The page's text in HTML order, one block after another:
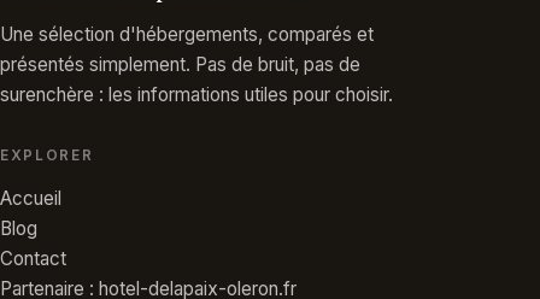
Une sélection d'hébergements, comparés et
présentés simplement. Pas de bruit, pas de
surenchère : les informations utiles pour choisir.
EXPLORER
Accueil
Blog
Contact
Partenaire : hotel-delapaix-oleron.fr